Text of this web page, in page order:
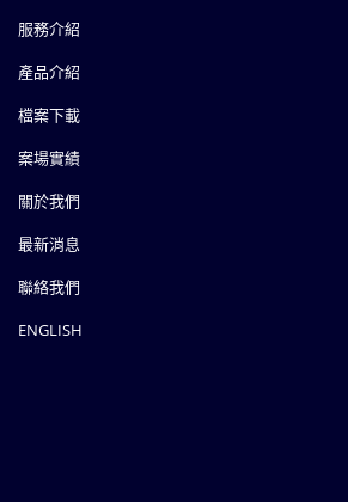
服務介紹
產品介紹
檔案下載
案場實績
關於我們
最新消息
聯絡我們
ENGLISH